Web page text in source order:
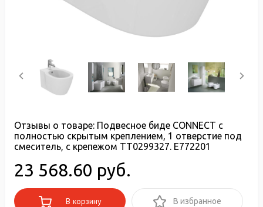
Отзывы о товаре: Подвесное биде CONNECT с
полностью скрытым креплением, 1 отверстие под
смеситель, с крепежом TT0299327. E772201
23 568.60 руб.
В корзину В избранное